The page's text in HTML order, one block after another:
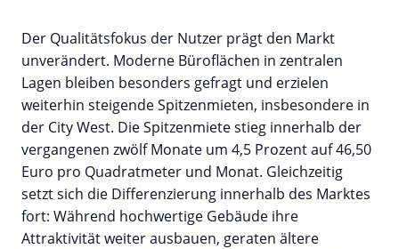
Der Qualitätsfokus der Nutzer prägt den Markt
unverändert. Moderne Büroflächen in zentralen
Lagen bleiben besonders gefragt und erzielen
weiterhin steigende Spitzenmieten, insbesondere in
der City West. Die Spitzenmiete stieg innerhalb der
vergangenen zwölf Monate um 4,5 Prozent auf 46,50
Euro pro Quadratmeter und Monat. Gleichzeitig
setzt sich die Differenzierung innerhalb des Marktes
fort: Während hochwertige Gebäude ihre
Attraktivität weiter ausbauen, geraten ältere